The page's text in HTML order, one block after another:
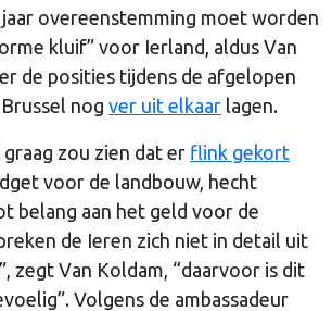
overeenstemming moet worden
kluif” voor Ierland, aldus Van
de posities tijdens de afgelopen
nog ver uit elkaar lagen.
zou zien dat er flink gekort
voor de landbouw, hecht
belang aan het geld voor de
de Ieren zich niet in detail uit
zegt Van Koldam, “daarvoor is dit
Volgens de ambassadeur